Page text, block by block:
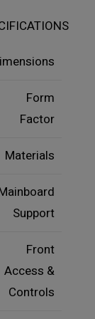
Form
Factor
Materials
Support
Front
Access &
Controls